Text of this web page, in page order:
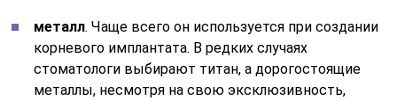
металл. Чаще всего он используется при создании
корневого имплантата. В редких случаях
стоматологи выбирают титан, а дорогостоящие
металлы, несмотря на свою эксклюзивность,